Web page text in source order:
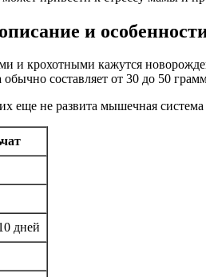
и
и крохотными кажутся
составляет от 30 до 50
еще не развита мышечная
дней